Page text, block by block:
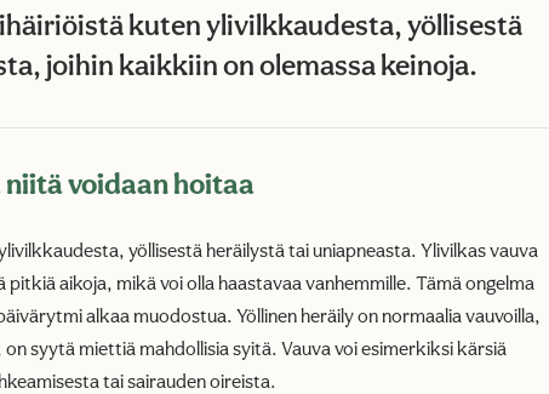
kuten ylivilkkaudesta, yöllisestä
joihin kaikkiin on olemassa keinoja.
voidaan hoitaa
yöllisestä heräilystä tai uniapneasta. Ylivilkas vauva
aikoja, mikä voi olla haastavaa vanhemmille. Tämä ongelma
alkaa muodostua. Yöllinen heräily on normaalia vauvoilla,
syytä miettiä mahdollisia syitä. Vauva voi esimerkiksi kärsiä
tai sairauden oireista.